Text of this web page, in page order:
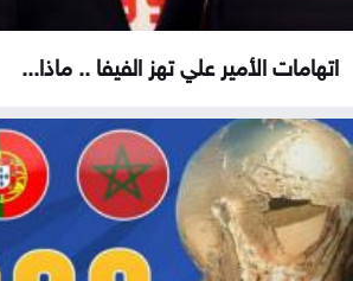
اتهامات الأمير علي تهز الفيفا .. ماذا...